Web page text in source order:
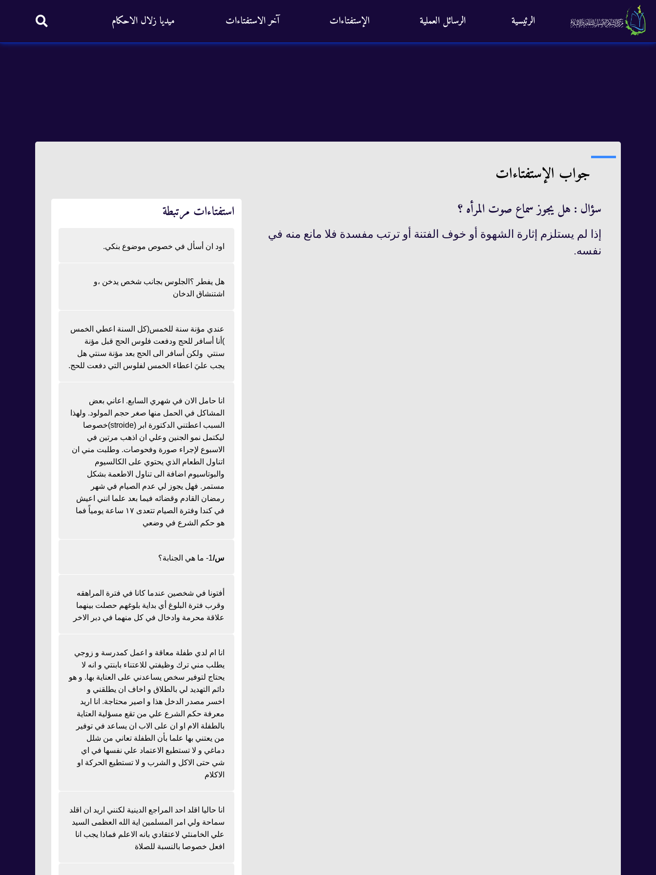
الرئيسية الرسائل العملية الإستفتاءات آخر الاستفتاءات ميديا زلال الاحكام
جواب الإستفتاءات
سؤال : هل يجوز سماع صوت المرأه ؟
إذا لم يستلزم إثارة الشهوة أو خوف الفتنة أو ترتب مفسدة فلا مانع منه في
نفسه.
استفتاءات مرتبطة
اود ان أسأل في خصوص موضوع بنكي.
هل يفطر ؟الجلوس بجانب شخص يدخن ،و
اشتنشاق الدخان
عندي مؤنة سنة للخمس(كل السنة اعطي الخمس
)أنا أسافر للحج ودفعت فلوس الحج قبل مؤنة
سنتي ولكن أسافر الى الحج بعد مؤنة سنتي هل
يجب عليَ اعطاء الخمس لفلوس التي دفعت للحج.
انا حامل الان في شهري السابع. اعاني بعض
المشاكل في الحمل منها صغر حجم المولود. ولهذا
السبب اعطتني الدكتورة ابر (stroide)خصوصا
ليكتمل نمو الجنين وعلي ان اذهب مرتين في
الاسبوع لإجراء صورة وفحوصات. وطلبت مني ان
اتناول الطعام الذي يحتوي على الكالسيوم
والبوتاسيوم اضافة الى تناول الاطعمة بشكل
مستمر. فهل يجوز لي عدم الصيام في شهر
رمضان القادم وقضائه فيما بعد علما انني اعيش
في كندا وفترة الصيام تتعدى ١٧ ساعة يومياً فما
هو حكم الشرع في وضعي
س/1- ما هي الجنابة؟
أفتونا في شخصين عندما كانا في فترة المراهقه
وقرب فترة البلوغ أي بداية بلوغهم حصلت بينهما
علاقة محرمة وادخال في كل منهما في دبر الاخر
انا ام لدي طفلة معاقة و اعمل كمدرسة و زوجي
يطلب مني ترك وظيفتي للاعتناء بابنتي و انه لا
يحتاج لتوفير سخص يساعدني على العناية بها. و هو
دائم التهديد لي بالطلاق و اخاف ان يطلقني و
اخسر مصدر الدخل هذا و اصير محتاجة. انا اريد
معرفة حكم الشرع علي من تقع مسؤلية العتاية
بالطفلة الام او ان على الاب ان يساعد في توفير
من يعتني بها علما بأن الطفلة تعاني من شلل
دماغي و لا تستطيع الاعتماد علي نفسها في اي
شي حتى الاكل و الشرب و لا تستطيع الحركة او
الاكلام
انا حاليا اقلد احد المراجع الدينية لكنني اريد ان اقلد
سماحة ولي امر المسلمين اية الله العظمى السيد
علي الخامنئي لاعتقادي بانه الاعلم فماذا يجب انا
افعل خصوصا بالنسبة للصلاة